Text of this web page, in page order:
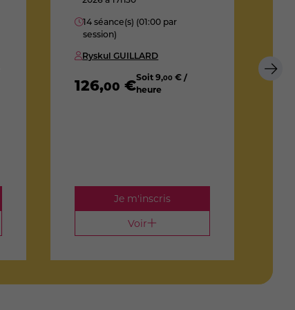
14 séance(s) (01:00 par
session)
Ryskul GUILLARD
126,00 €Soit9,00 € /
heure
Je m'inscris
Voir